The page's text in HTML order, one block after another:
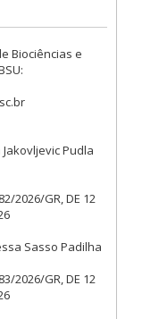
Biociências e
Pudla
2026/GR, DE 12
Sasso Padilha
2026/GR, DE 12